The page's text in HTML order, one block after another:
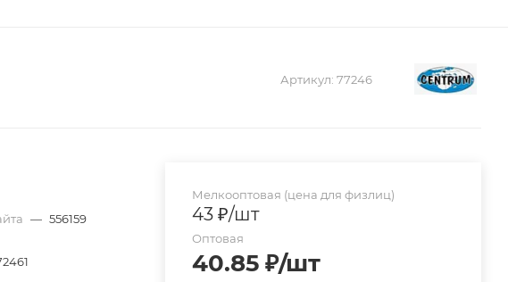
Артикул: 77246
— 556159
Мелкооптовая (цена для физлиц)
43₽/шт
Оптовая
40.85₽/шт